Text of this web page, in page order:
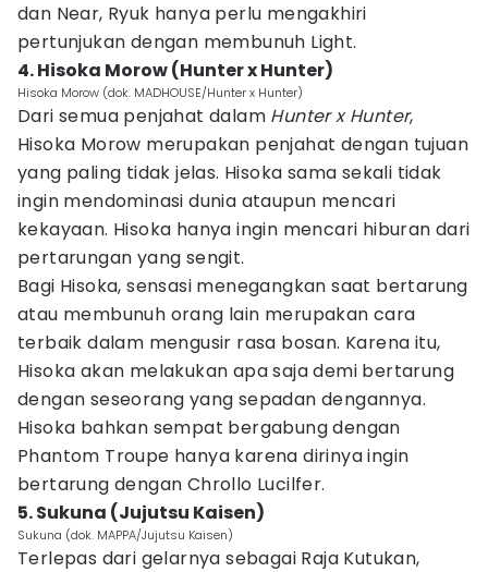
dan Near, Ryuk hanya perlu mengakhiri
pertunjukan dengan membunuh Light.
4. Hisoka Morow (Hunter x Hunter)
Hisoka Morow (dok. MADHOUSE/Hunter x Hunter)
Dari semua penjahat dalam Hunter x Hunter,
Hisoka Morow merupakan penjahat dengan tujuan
yang paling tidak jelas. Hisoka sama sekali tidak
ingin mendominasi dunia ataupun mencari
kekayaan. Hisoka hanya ingin mencari hiburan dari
pertarungan yang sengit.
Bagi Hisoka, sensasi menegangkan saat bertarung
atau membunuh orang lain merupakan cara
terbaik dalam mengusir rasa bosan. Karena itu,
Hisoka akan melakukan apa saja demi bertarung
dengan seseorang yang sepadan dengannya.
Hisoka bahkan sempat bergabung dengan
Phantom Troupe hanya karena dirinya ingin
bertarung dengan Chrollo Lucilfer.
5. Sukuna (Jujutsu Kaisen)
Sukuna (dok. MAPPA/Jujutsu Kaisen)
Terlepas dari gelarnya sebagai Raja Kutukan,